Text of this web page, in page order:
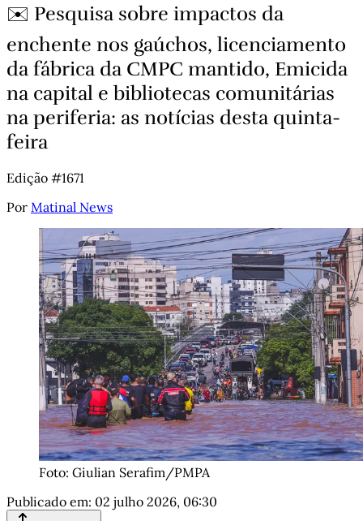
✉️ Pesquisa sobre impactos da
enchente nos gaúchos, licenciamento
da fábrica da CMPC mantido, Emicida
na capital e bibliotecas comunitárias
na periferia: as notícias desta quinta-
feira
Edição #1671
Por Matinal News
Foto: Giulian Serafim/PMPA
Publicado em: 02 julho 2026, 06:30